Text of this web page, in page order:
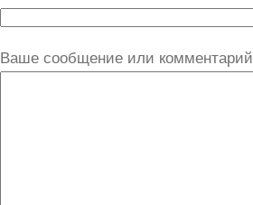
Ваше сообщение или комментарий